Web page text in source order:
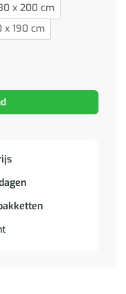
x 200 cm
x 190 cm
zwart 200x200 cm aantal